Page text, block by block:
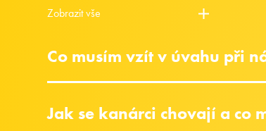
Zobrazit vše
Co musím vzít v úvahu při
Jak se kanárci chovají a co